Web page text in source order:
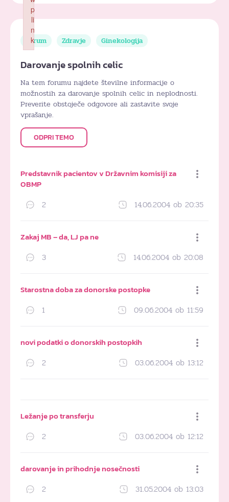
Forum Zdravje Ginekologija
Darovanje spolnih celic
Na tem forumu najdete številne informacije o
možnostih za darovanje spolnih celic in neplodnosti.
Preverite obstoječe odgovore ali zastavite svoje
vprašanje.
ODPRI TEMO
Predstavnik pacientov v Državnim komisiji za
OBMP
2 14.06.2004 ob 20:35
Dodaj med priljubljene
Zakaj MB – da, LJ pa ne
3 14.06.2004 ob 20:08
Starostna doba za donorske postopke
1 09.06.2004 ob 11:59
novi podatki o donorskih postopkih
2 03.06.2004 ob 13:12
Ležanje po transferju
2 03.06.2004 ob 12:12
darovanje in prihodnje nosečnosti
2 31.05.2004 ob 13:03
p
li
n
k
Failed to initialize plugin: wplink